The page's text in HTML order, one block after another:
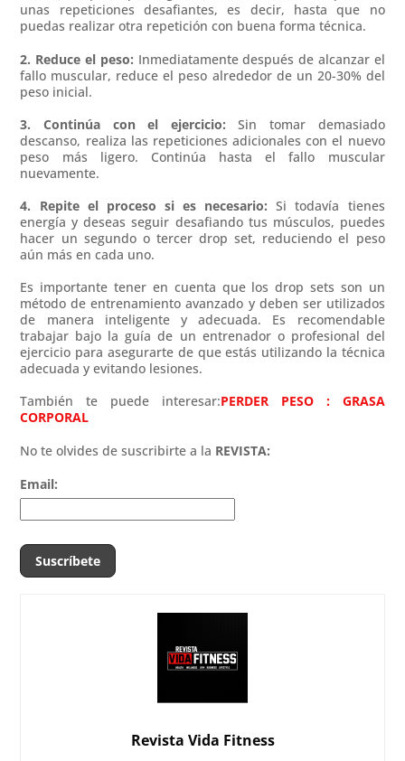
unas repeticiones desafiantes, es decir, hasta que no
puedas realizar otra repetición con buena forma técnica.
2. Reduce el peso: Inmediatamente después de alcanzar el
fallo muscular, reduce el peso alrededor de un 20-30% del
peso inicial.
3. Continúa con el ejercicio: Sin tomar demasiado
descanso, realiza las repeticiones adicionales con el nuevo
peso más ligero. Continúa hasta el fallo muscular
nuevamente.
4. Repite el proceso si es necesario: Si todavía tienes
energía y deseas seguir desafiando tus músculos, puedes
hacer un segundo o tercer drop set, reduciendo el peso
aún más en cada uno.
Es importante tener en cuenta que los drop sets son un
método de entrenamiento avanzado y deben ser utilizados
de manera inteligente y adecuada. Es recomendable
trabajar bajo la guía de un entrenador o profesional del
ejercicio para asegurarte de que estás utilizando la técnica
adecuada y evitando lesiones.
También te puede interesar:PERDER PESO : GRASA
CORPORAL
No te olvides de suscribirte a la REVISTA:
Email:
Revista Vida Fitness